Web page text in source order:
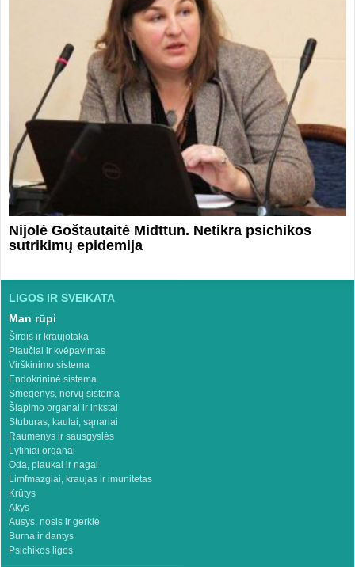
Nijolė Goštautaitė Midttun. Netikra psichikos
sutrikimų epidemija
LIGOS IR SVEIKATA
Man rūpi
Širdis ir kraujotaka
Plaučiai ir kvėpavimas
Virškinimo sistema
Endokrininė sistema
Smegenys, nervų sistema
Šlapimo organai ir inkstai
Stuburas, kaulai, sąnariai
Raumenys ir sausgyslės
Lytiniai organai
Oda, plaukai ir nagai
Limfmazgiai, kraujas ir imunitetas
Krūtys
Akys
Ausys, nosis ir gerklė
Burna ir dantys
Psichikos ligos